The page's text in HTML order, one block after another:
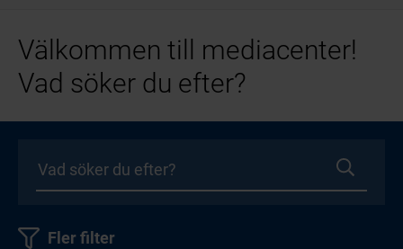
Välkommen till mediacenter!
Vad söker du efter?
Fler filter